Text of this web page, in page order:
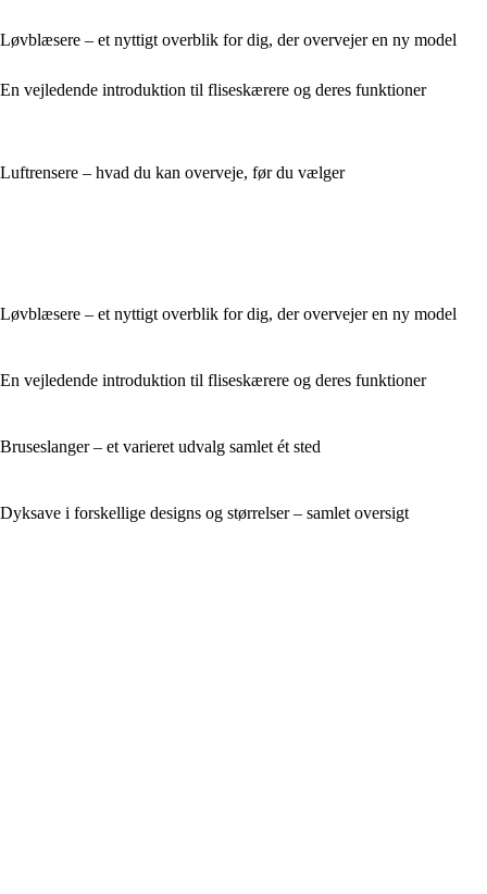
Løvblæsere – et nyttigt overblik for dig, der overvejer en ny model
En vejledende introduktion til fliseskærere og deres funktioner
Luftrensere – hvad du kan overveje, før du vælger
Løvblæsere – et nyttigt overblik for dig, der overvejer en ny model
En vejledende introduktion til fliseskærere og deres funktioner
Bruseslanger – et varieret udvalg samlet ét sted
Dyksave i forskellige designs og størrelser – samlet oversigt